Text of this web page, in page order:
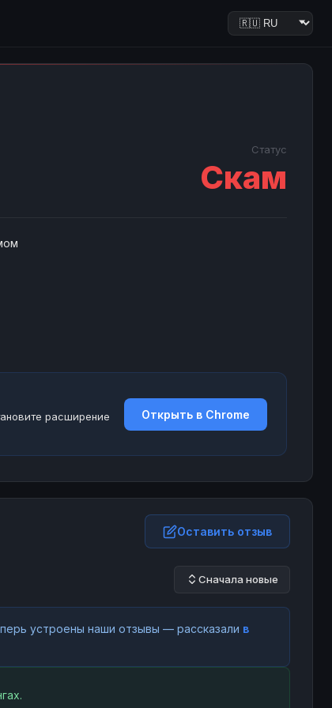
Статус
Скам
расширение
Открыть в Chrome
Оставить отзыв
Сначала новые
устроены наши отзывы — рассказали в